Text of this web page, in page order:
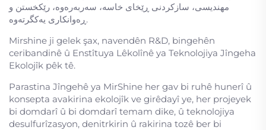
مهندیسی، سازکردنی ڕێخای خاسە، سەربەرەوە، رێکخستن و
ڕەوانکاری یەکگرتەوە.
Mirshine ji gelek şax, navendên R&D, bingehên
ceribandinê û Enstîtuya Lêkolînê ya Teknolojiya Jîngeha
Ekolojîk pêk tê.
Parastina Jîngehê ya MirShine her gav bi ruhê hunerî û
konsepta avakirina ekolojîk ve girêdayî ye, her projeyek
bi domdarî û bi domdarî temam dike, û teknolojiya
desulfurîzasyon, denitrkirin û rakirina tozê ber bi